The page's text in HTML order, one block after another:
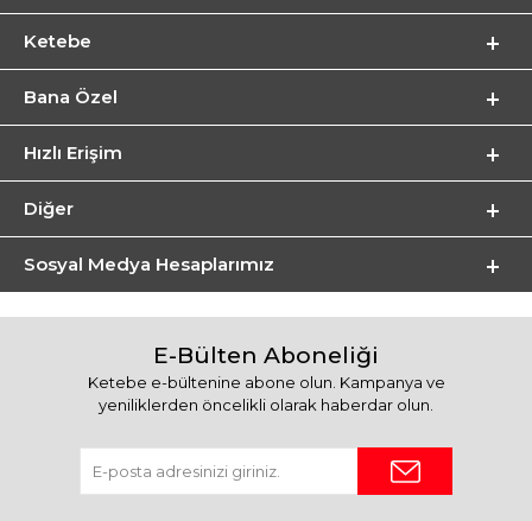
Ketebe
Bana Özel
Hızlı Erişim
Diğer
Sosyal Medya Hesaplarımız
E-Bülten Aboneliği
Ketebe e-bültenine abone olun. Kampanya ve
yeniliklerden öncelikli olarak haberdar olun.